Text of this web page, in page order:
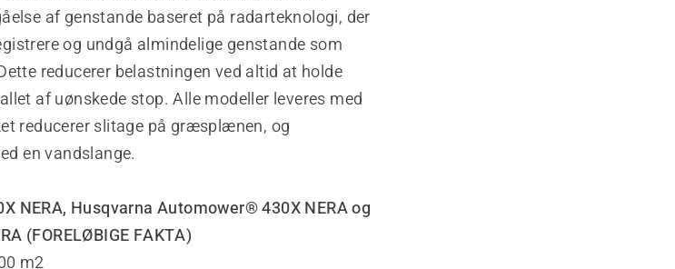
af genstande baseret på radarteknologi, der
og undgå almindelige genstande som
reducerer belastningen ved altid at holde
af uønskede stop. Alle modeller leveres med
reducerer slitage på græsplænen, og
en vandslange.
NERA, Husqvarna Automower® 430X NERA og
(FORELØBIGE FAKTA)
m2